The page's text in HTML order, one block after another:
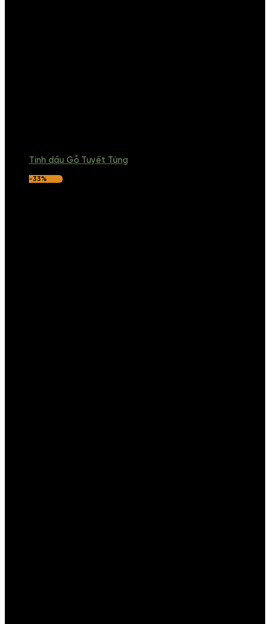
Tinh dầu Gỗ Tuyết Tùng
-33%